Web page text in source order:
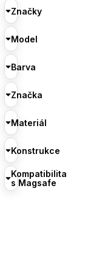
Značky
Model
Barva
Značka
Materiál
Konstrukce
Kompatibilita
s Magsafe